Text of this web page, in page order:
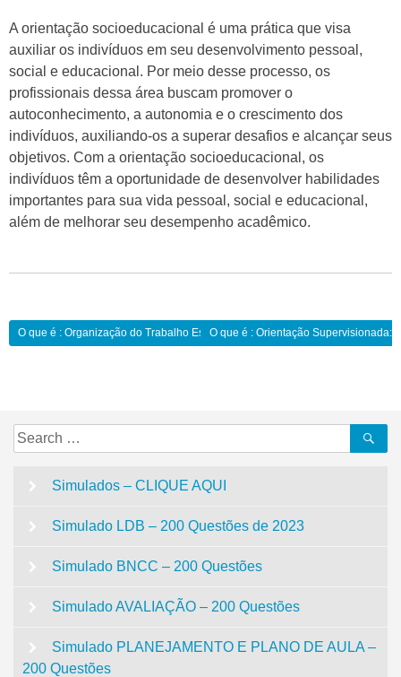
A orientação socioeducacional é uma prática que visa
auxiliar os indivíduos em seu desenvolvimento pessoal,
social e educacional. Por meio desse processo, os
profissionais dessa área buscam promover o
autoconhecimento, a autonomia e o crescimento dos
indivíduos, auxiliando-os a superar desafios e alcançar seus
objetivos. Com a orientação socioeducacional, os
indivíduos têm a oportunidade de desenvolver habilidades
importantes para sua vida pessoal, social e educacional,
além de melhorar seu desempenho acadêmico.
Navegação
O que é : Organização do Trabalho Escolar:O que é : Orientação Supervisionada:
Search
for:
Simulados – CLIQUE AQUI
Simulado LDB – 200 Questões de 2023
Simulado BNCC – 200 Questões
Simulado AVALIAÇÃO – 200 Questões
Simulado PLANEJAMENTO E PLANO DE AULA –
200 Questões